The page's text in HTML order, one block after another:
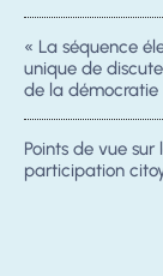
« La séquence
unique de
de la démocratie
Points de vue
participation